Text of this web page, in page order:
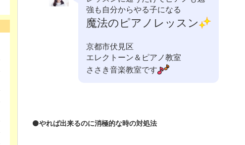
強も自分からやる子になる
魔法のピアノレッスン
京都市伏見区
エレクトーン＆ピアノ教室
ささき音楽教室です
⚫️やれば出来るのに消極的な時の対処法